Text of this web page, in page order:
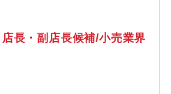
00までの店舗あり)※残業月20h
度※残業代は全額支給
店長・副店長候補/小売業界